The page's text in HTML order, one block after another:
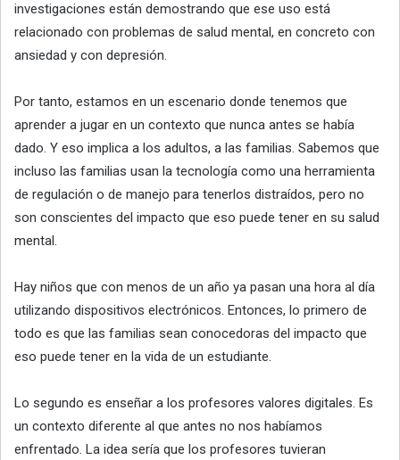
investigaciones están demostrando que ese uso está
relacionado con problemas de salud mental, en concreto con
ansiedad y con depresión.
Por tanto, estamos en un escenario donde tenemos que
aprender a jugar en un contexto que nunca antes se había
dado. Y eso implica a los adultos, a las familias. Sabemos que
incluso las familias usan la tecnología como una herramienta
de regulación o de manejo para tenerlos distraídos, pero no
son conscientes del impacto que eso puede tener en su salud
mental.
Hay niños que con menos de un año ya pasan una hora al día
utilizando dispositivos electrónicos. Entonces, lo primero de
todo es que las familias sean conocedoras del impacto que
eso puede tener en la vida de un estudiante.
Lo segundo es enseñar a los profesores valores digitales. Es
un contexto diferente al que antes no nos habíamos
enfrentado. La idea sería que los profesores tuvieran